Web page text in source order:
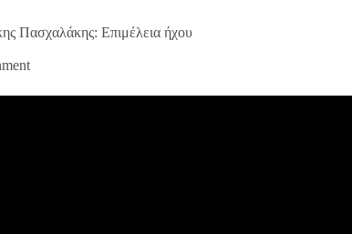
Πασχαλάκης: Επιμέλεια ήχου